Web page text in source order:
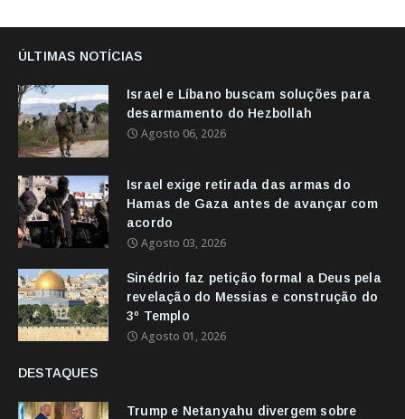
ÚLTIMAS NOTÍCIAS
Israel e Líbano buscam soluções para
desarmamento do Hezbollah
Agosto 06, 2026
Israel exige retirada das armas do
Hamas de Gaza antes de avançar com
acordo
Agosto 03, 2026
Sinédrio faz petição formal a Deus pela
revelação do Messias e construção do
3º Templo
Agosto 01, 2026
DESTAQUES
Trump e Netanyahu divergem sobre